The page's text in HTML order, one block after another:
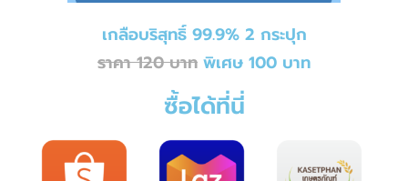
เกลือบริสุทธิ์ 99.9% 2 กระปุก
ราคา 120 บาท พิเศษ 100 บาท
ซื้อได้ที่นี่